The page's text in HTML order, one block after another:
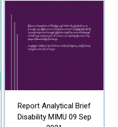
Report Analytical Brief
Disability MIMU 09 Sep